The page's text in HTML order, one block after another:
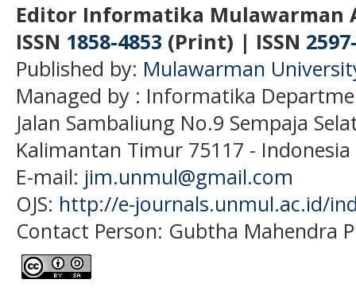
Editor Informatika Mulawarman
ISSN 1858-4853 (Print) | ISSN
Published by: Mulawarman
Managed by : Informatika
Jalan Sambaliung No.9 Sempaja
Kalimantan Timur 75117 - Indonesia
E-mail: jim.unmul@gmail.com
OJS: http://e-journals.unmul.ac.id/
Contact Person: Gubtha Mahendra